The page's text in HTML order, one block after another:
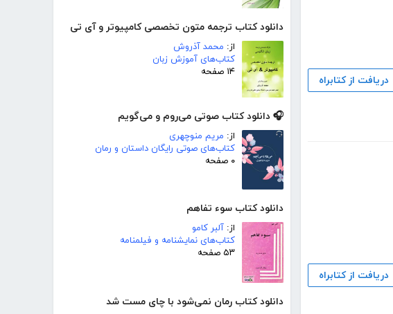
دانلود کتاب ترجمه متون تخصصی کامپیوتر و آی تی
از: محمد آذروش
کتاب‌های آموزش زبان
۱۴ صفحه
🎧 دانلود کتاب صوتی می‌روم و می‌گویم
از: مریم منوچهری
کتاب‌های صوتی رایگان داستان و رمان
۰ صفحه
دانلود کتاب سوء تفاهم
از: آلبر کامو
کتاب‌های نمایشنامه و فیلمنامه
۵۳ صفحه
دانلود کتاب رمان نمی‌شود با چای مست شد
دریافت از کتابراه
دریافت از کتابراه